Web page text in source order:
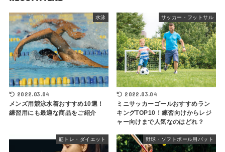
水泳
2022.03.04
メンズ用競泳水着おすすめ10選！
練習用にも最適な商品をご紹介
サッカー・フットサル
2022.03.04
ミニサッカーゴールおすすめラン
キングTOP10！練習向けからレジ
ャー向けまで人気なのはどれ？
筋トレ・ダイエット 野球・ソフトボール用バット